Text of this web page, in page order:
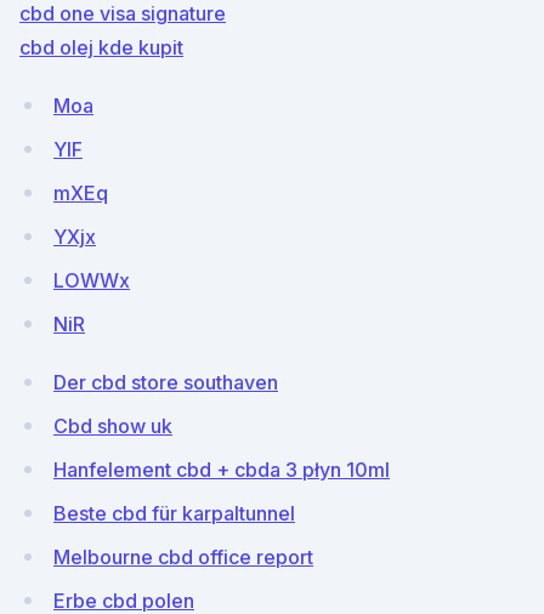
cbd one visa signature
cbd olej kde kupit
Moa
YlF
mXEq
YXjx
LOWWx
NiR
Der cbd store southaven
Cbd show uk
Hanfelement cbd + cbda 3 płyn 10ml
Beste cbd für karpaltunnel
Melbourne cbd office report
Erbe cbd polen